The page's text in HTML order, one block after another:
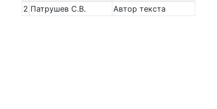
2 Патрушев С.В. Автор текста